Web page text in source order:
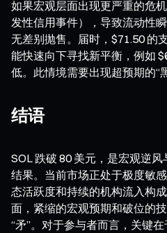
如果宏观层面出现更严重的危
发性信用事件），导致流动性
无差别抛售。届时，$71.50 的
能快速向下寻找新平衡，例如
低。此情境需要出现超预期的“
结语
SOL 跌破 80 美元，是宏观逆
结果。当前市场正处于极度敏
态活跃度和持续的机构流入构
面，紧缩的宏观预期和破位的
“矛”。对于参与者而言，关键